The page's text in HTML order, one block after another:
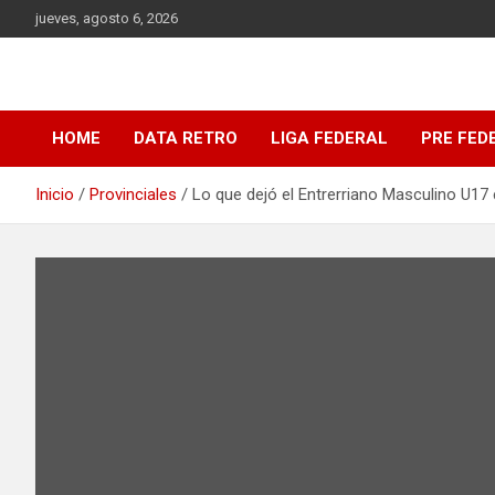
Saltar
al
jueves, agosto 6, 2026
DATA Basquet
HOME DATA RETRO LIGA FEDERAL PRE
Inicio Provinciales Lo que dejó el Entrerriano Masculino U17